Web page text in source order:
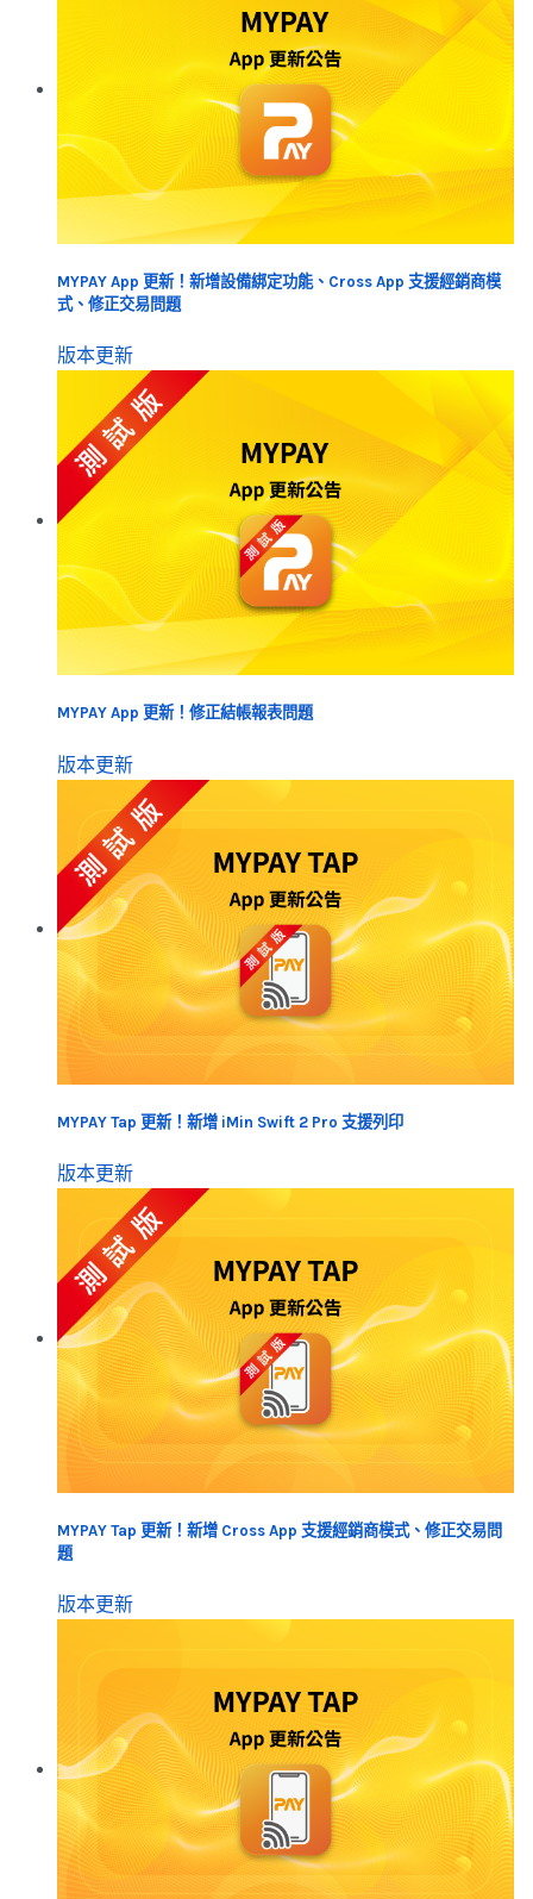
MYPAY App 更新！新增設備綁定功能、Cross App 支援經銷商模
式、修正交易問題
版本更新
MYPAY App 更新！修正結帳報表問題
版本更新
MYPAY Tap 更新！新增 iMin Swift 2 Pro 支援列印
版本更新
MYPAY Tap 更新！新增 Cross App 支援經銷商模式、修正交易問
題
版本更新